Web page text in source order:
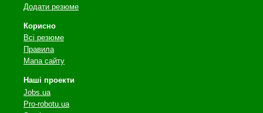
Додати резюме
Корисно
Всі резюме
Правила
Мапа сайту
Наші проекти
Jobs.ua
Pro-robotu.ua